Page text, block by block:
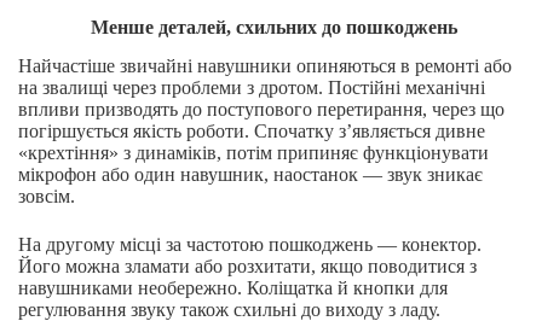
Менше деталей, схильних до пошкоджень
Найчастіше звичайні навушники опиняються в ремонті або
на звалищі через проблеми з дротом. Постійні механічні
впливи призводять до поступового перетирання, через що
погіршується якість роботи. Спочатку з’являється дивне
«крехтіння» з динаміків, потім припиняє функціонувати
мікрофон або один навушник, наостанок — звук зникає
зовсім.
На другому місці за частотою пошкоджень — конектор.
Його можна зламати або розхитати, якщо поводитися з
навушниками необережно. Коліщатка й кнопки для
регулювання звуку також схильні до виходу з ладу.